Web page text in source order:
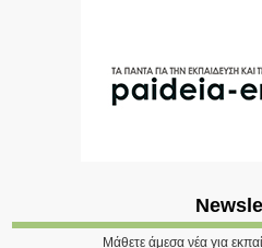
Μάθετε άμεσα νέα για